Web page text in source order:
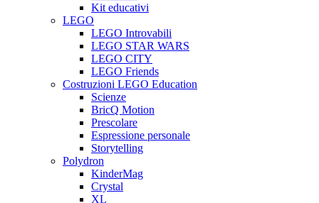
Kit educativi
LEGO
LEGO Introvabili
LEGO STAR WARS
LEGO CITY
LEGO Friends
Costruzioni LEGO Education
Scienze
BricQ Motion
Prescolare
Espressione personale
Storytelling
Polydron
KinderMag
Crystal
XL